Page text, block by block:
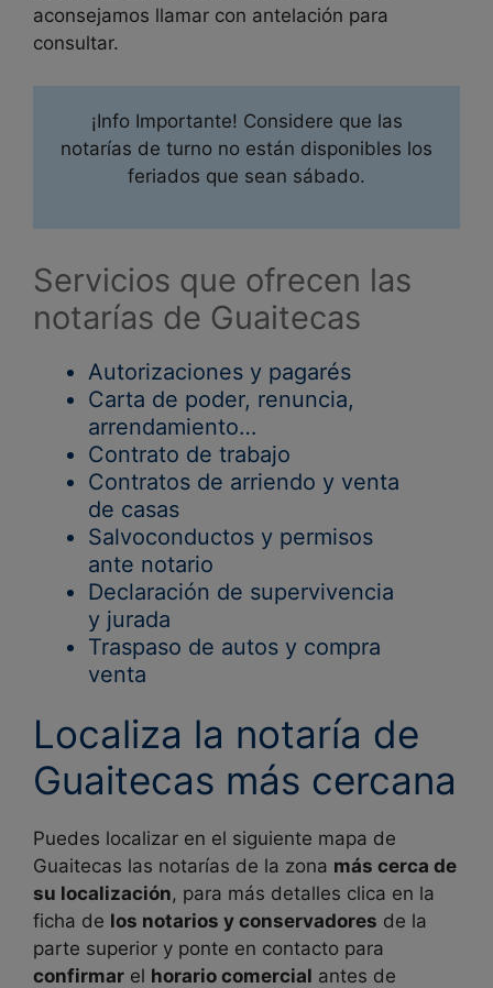
aconsejamos llamar con antelación para
consultar.
¡Info Importante! Considere que las
notarías de turno no están disponibles los
feriados que sean sábado.
Servicios que ofrecen las
notarías de Guaitecas
Autorizaciones y pagarés
Carta de poder, renuncia,
arrendamiento…
Contrato de trabajo
Contratos de arriendo y venta
de casas
Salvoconductos y permisos
ante notario
Declaración de supervivencia
y jurada
Traspaso de autos y compra
venta
Localiza la notaría de
Guaitecas más cercana
Puedes localizar en el siguiente mapa de
Guaitecas las notarías de la zona más cerca de
su localización, para más detalles clica en la
ficha de los notarios y conservadores de la
parte superior y ponte en contacto para
confirmar el horario comercial antes de